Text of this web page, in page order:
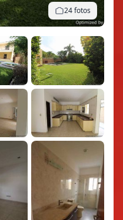
24 fotos